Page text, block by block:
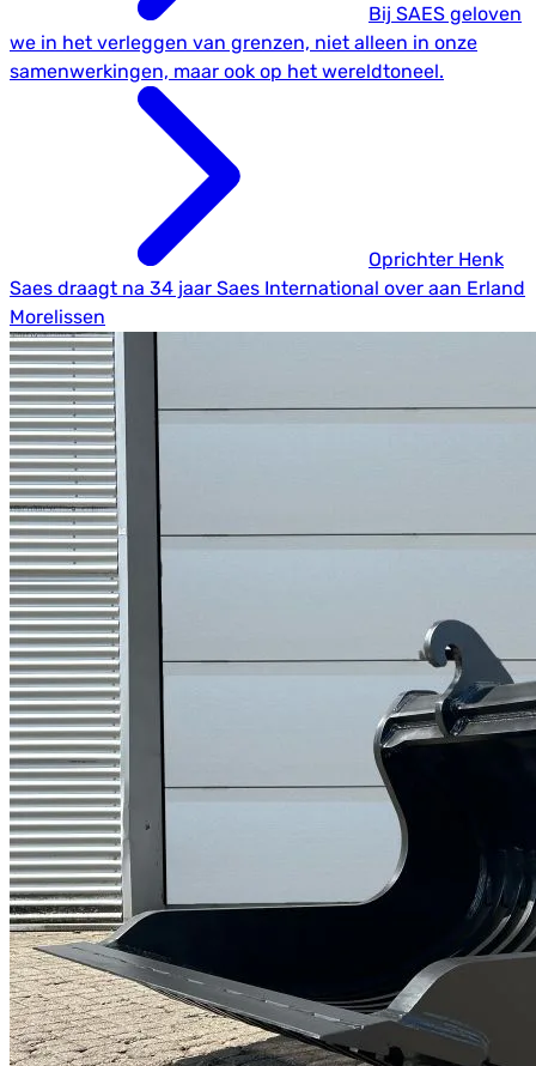
Bij SAES geloven
we in het verleggen van grenzen, niet alleen in onze
samenwerkingen, maar ook op het wereldtoneel.
Oprichter Henk
Saes draagt na 34 jaar Saes International over aan Erland
Morelissen